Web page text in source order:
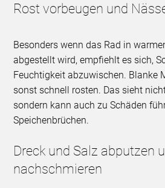
Rost vorbeugen und
Besonders wenn das Rad in
abgestellt wird, empfiehlt es sich,
Feuchtigkeit abzuwischen. Blanke
sonst schnell rosten. Das sieht
sondern kann auch zu Schäden
Speichenbrüchen.
Dreck und Salz abputzen
nachschmieren